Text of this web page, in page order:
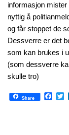
informasjon
nyttig å
og får stoppet de
Dessverre er det
som kan brukes i
(som dessverre
skulle tro)
Share